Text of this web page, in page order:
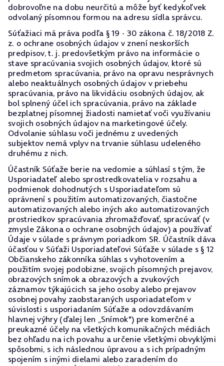
dobrovoľne na dobu neurčitú a môže byť kedykoľvek
odvolaný písomnou formou na adresu sídla správcu.
Súťažiaci má práva podľa § 19 - 30 zákona č. 18/2018 Z.
z. o ochrane osobných údajov v znení neskorších
predpisov, t. j. predovšetkým právo na informácie o
stave spracúvania svojich osobných údajov, ktoré sú
predmetom spracúvania, právo na opravu nesprávnych
alebo neaktuálnych osobných údajov v priebehu
spracúvania, právo na likvidáciu osobných údajov, ak
bol splnený účel ich spracúvania, právo na základe
bezplatnej písomnej žiadosti namietať voči využívaniu
svojich osobných údajov na marketingové účely.
Odvolanie súhlasu voči jednému z uvedených
subjektov nemá vplyv na trvanie súhlasu udeleného
druhému z nich.
Účastník Súťaže berie na vedomie a súhlasí s tým, že
Usporiadateľ alebo sprostredkovatelia v rozsahu a
podmienok dohodnutých s Usporiadateľom sú
oprávnení s použitím automatizovaných, čiastočne
automatizovaných alebo iných ako automatizovaných
prostriedkov spracúvania zhromažďovať, spracúvať (v
zmysle Zákona o ochrane osobných údajov) a používať
Údaje v súlade s právnym poriadkom SR. Účastník dáva
účasťou v Súťaži Usporiadateľovi Súťaže v súlade s § 12
Občianskeho zákonníka súhlas s vyhotovením a
použitím svojej podobizne, svojich písomných prejavov,
obrazových snímok a obrazových a zvukových
záznamov týkajúcich sa jeho osoby alebo prejavov
osobnej povahy zaobstaraných usporiadateľom v
súvislosti s usporiadaním Súťaže a odovzdávaním
hlavnej výhry (ďalej len „Snímok") pre komerčné a
preukazné účely na všetkých komunikačných médiách
bez ohľadu na ich povahu a určenie všetkými obvyklými
spôsobmi, s ich následnou úpravou a s ich prípadným
spojením s inými dielami alebo zaradením do